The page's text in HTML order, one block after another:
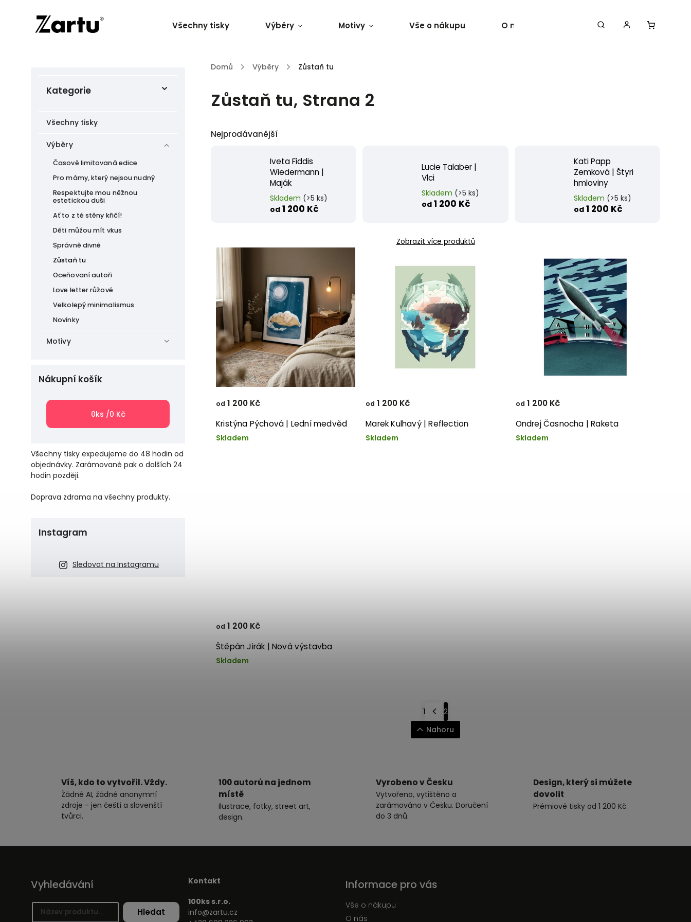
Všechny tisky Výběry Motivy Vše o nákupu O nás
Domů / Výběry / Zůstaň tu
Kategorie
Všechny tisky
Výběry
Časově limitovaná edice
Pro mámy, který nejsou nudný
Respektujte mou něžnou
estetickou duši
Ať to z té stěny křičí!
Děti můžou mít vkus
Správně divné
Zůstaň tu
Oceňovaní autoři
Love letter růžové
Velkolepý minimalismus
Novinky
Motivy
Nákupní košík
0ks /0 Kč
Všechny tisky expedujeme do 48 hodin od
objednávky. Zarámované pak o dalších 24
hodin později.
Doprava zdrama na všechny produkty.
Instagram
Sledovat na Instagramu
Zůstaň tu, Strana 2
Nejprodávanější
Iveta Fiddis
Wiedermann |
Maják
Skladem (>5 ks)
od 1 200 Kč
Lucie Talaber |
Vlci
Skladem (>5 ks)
od 1 200 Kč
Kati Papp
Zemková | Štyri
hmloviny
Skladem (>5 ks)
od1 200 Kč
Zobrazit více produktů
Kristýna Pýchová | Lední medvěd
Skladem
od 1 200 Kč
Marek Kulhavý | Reflection
Skladem
od 1 200 Kč
Ondrej Časnocha | Raketa
Skladem
od 1 200 Kč
Štěpán Jirák | Nová výstavba
Skladem
od 1 200 Kč
1
2
Nahoru
Víš, kdo to vytvořil. Vždy.
Žádné AI, žádné anonymní
zdroje - jen čeští a slovenští
tvůrci.
100 autorů na jednom
místě
Ilustrace, fotky, street art,
design.
Vyrobeno v Česku
Vytvořeno, vytištěno a
zarámováno v Česku. Doručení
do 3 dnů.
Design, který si můžete
dovolit
Prémiové tisky od 1 200 Kč.
Vyhledávání
Hledat
Kontakt
100ks s.r.o.
info@zartu.cz
Informace pro vás
Vše o nákupu
O nás